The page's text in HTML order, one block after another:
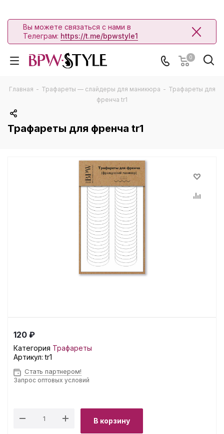
Вы можете связаться с нами в
Телеграм: https://t.me/bpwstyle1
0
Главная - Трафареты — слайдеры для маникюра - Трафареты для
френча tr1
Трафареты для френча tr1
120 ₽
Категория Трафареты
Артикул:tr1
Стать партнером!
Запрос оптовых условий
В корзину